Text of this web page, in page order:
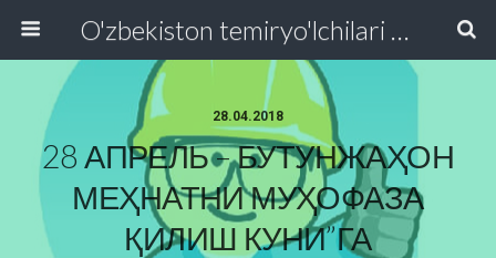
O'zbekiston temiryo'lchilari va transport quruvchilari kasaba uyushmasi Respublika Kengashi
28.04.2018
28 АПРЕЛЬ – БУТУНЖАҲОН
МЕҲНАТНИ МУҲОФАЗА
ҚИЛИШ КУНИ”ГА